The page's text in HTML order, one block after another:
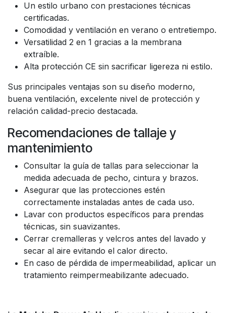
Un estilo urbano con prestaciones técnicas
certificadas.
Comodidad y ventilación en verano o entretiempo.
Versatilidad 2 en 1 gracias a la membrana
extraíble.
Alta protección CE sin sacrificar ligereza ni estilo.
Sus principales ventajas son su diseño moderno,
buena ventilación, excelente nivel de protección y
relación calidad-precio destacada.
Recomendaciones de tallaje y
mantenimiento
Consultar la guía de tallas para seleccionar la
medida adecuada de pecho, cintura y brazos.
Asegurar que las protecciones estén
correctamente instaladas antes de cada uso.
Lavar con productos específicos para prendas
técnicas, sin suavizantes.
Cerrar cremalleras y velcros antes del lavado y
secar al aire evitando el calor directo.
En caso de pérdida de impermeabilidad, aplicar un
tratamiento reimpermeabilizante adecuado.